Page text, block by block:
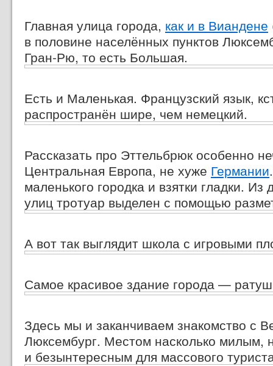
Главная улица города, как и в Виандене
в половине населённых пунктов
Гран-Рю, то есть Большая.
Есть и Маленькая. Французский язык,
распространён шире, чем немецкий.
Рассказать про Эттельбрюк особенно
Центральная Европа, не хуже Германии
маленького городка и взятки гладки.
улиц тротуар выделен с помощью
А вот так выглядит школа с игровыми
Самое красивое здание города —
Здесь мы и заканчиваем знакомство с
Люксембург. Местом насколько милым,
и безынтересным для массового